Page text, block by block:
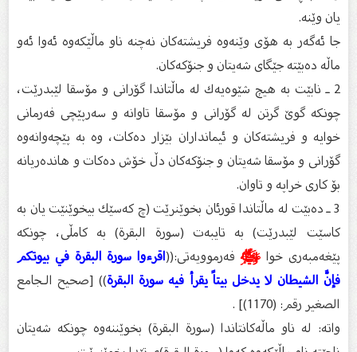
یان وێنە.
جا ئەگەر بە هۆی وێنەوە فریشتەكان نەچنە ناو ماڵێكەوە ئەوا ئەو
ماڵە دەبێتە جێگای شەیتان و جنۆكەكان.
2 ـ نابێت بە هیچ شێوەیەك لە ماڵتاندا گۆرانی و مۆسقا لێبدرێت،
چونكە گوێ گرتن لە گۆرانی و مۆسقا تاوانە و سەرپێچی فەرمانی
خوایە و فریشتەكان و ئیمانداران بێزار دەكات، وە بە پێچەوانەوە
گۆرانی و مۆسقا شەیتان و جنۆكەكان دڵ خۆش دەكات و هاندەریانە
بۆ كاری خراپە و تاوان.
3 ـ دەبێت لە ماڵتاندا قورئان بخوێنرێت (چ كەسێك بیخوێنێت یان بە
كاسێت لێبدرێت) بە تایبەت (سورة‌ البقرة‌) بە كامڵی، چونكە
پێغەمبەری خواﷺفەرموویەتی:((اقرءوا سورة البقرة في بيوتكم
فإنَّ الشيطان لا يدخل بيتاً يقرأ فيه سورة البقرة)) [صحيح الـجامع
الصغير رقم: (1170)] .
واتە: لە ناو ماڵەكانتاندا (سورة البقرة) بخوێننەوە چونكە شەیتان